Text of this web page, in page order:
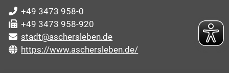
+49 3473 958-0
+49 3473 958-920
stadt@aschersleben.de
https://www.aschersleben.de/